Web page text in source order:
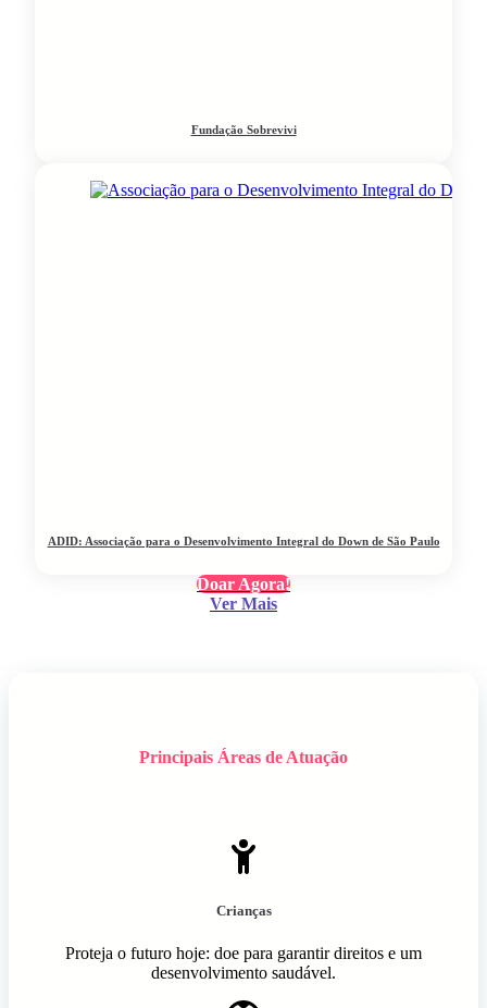
Fundação Sobrevivi
ADID: Associação para o Desenvolvimento Integral do Down de São Paulo
Doar Agora!
Ver Mais
Principais Áreas de Atuação
Crianças
Proteja o futuro hoje: doe para garantir direitos e um
desenvolvimento saudável.